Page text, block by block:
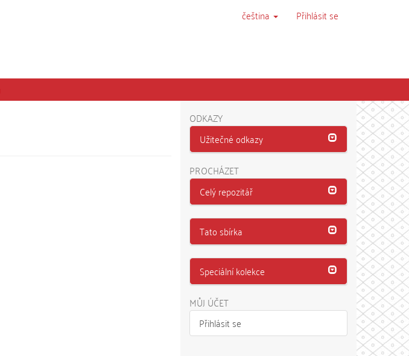
čeština Přihlásit se
ODKAZY
Užitečné odkazy
PROCHÁZET
Celý repozitář
Tato sbírka
Speciální kolekce
MŮJ ÚČET
Přihlásit se